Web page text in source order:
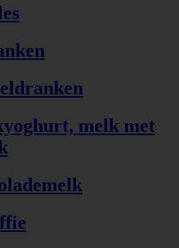
melk met